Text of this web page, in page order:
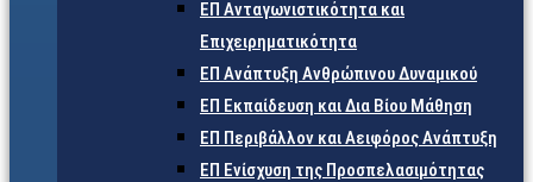
ΕΠ Ανταγωνιστικότητα και
Επιχειρηματικότητα
ΕΠ Ανάπτυξη Ανθρώπινου Δυναμικού
ΕΠ Εκπαίδευση και Δια Βίου Μάθηση
ΕΠ Περιβάλλον και Αειφόρος Ανάπτυξη
ΕΠ Ενίσχυση της Προσπελασιμότητας